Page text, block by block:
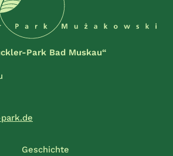
Park Bad Muskau“
Geschichte